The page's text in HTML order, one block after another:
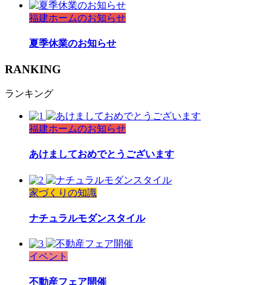
福建ホームのお知らせ
夏季休業のお知らせ
RANKING
ランキング
福建ホームのお知らせ
あけましておめでとうございます
家づくりの知識
ナチュラルモダンスタイル
イベント
不動産フェア開催